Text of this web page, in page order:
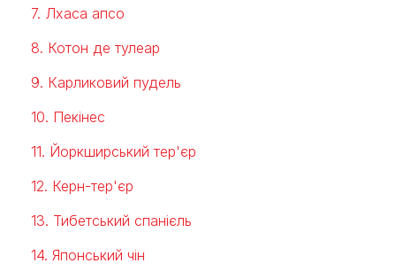
7. Лхаса апсо
8. Котон де тулеар
9. Карликовий пудель
10. Пекінес
11. Йоркширський тер'єр
12. Керн-тер'єр
13. Тибетський спанієль
14. Японський чін